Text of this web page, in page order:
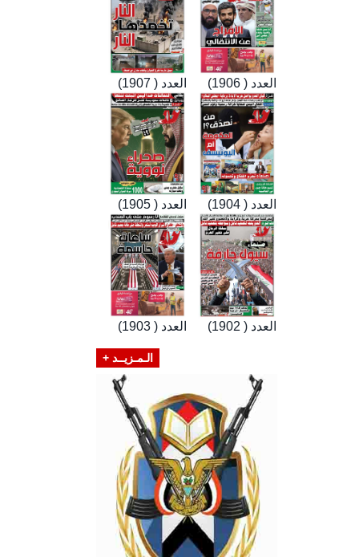
العدد ( 1907) العدد ( 1906)
العدد ( 1905) العدد ( 1904)
العدد ( 1903) العدد ( 1902)
الـمـزيــد +